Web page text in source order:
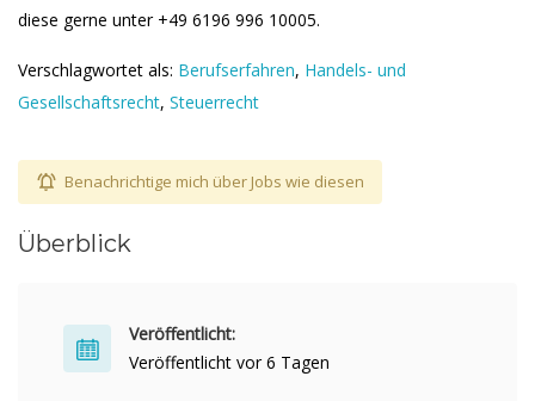
diese gerne unter +49 6196 996 10005.
Verschlagwortet als: Berufserfahren, Handels- und
Gesellschaftsrecht, Steuerrecht
Benachrichtige mich über Jobs wie diesen
Überblick
Veröffentlicht:
Veröffentlicht vor 6 Tagen